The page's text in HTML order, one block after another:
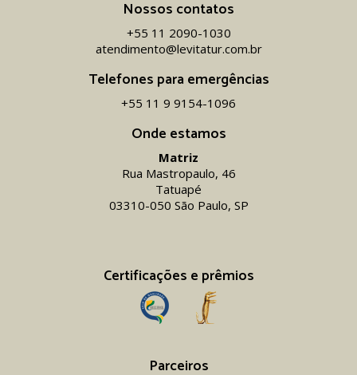
Onde estamos
Matriz
Rua Mastropaulo, 46
Tatuapé
03310-050 São Paulo, SP
Certificações e prêmios
Parceiros
Nossos contatos
+55 11 2090-1030
atendimento@levitatur.com.br
Telefones para emergências
+55 11 9 9154-1096‬